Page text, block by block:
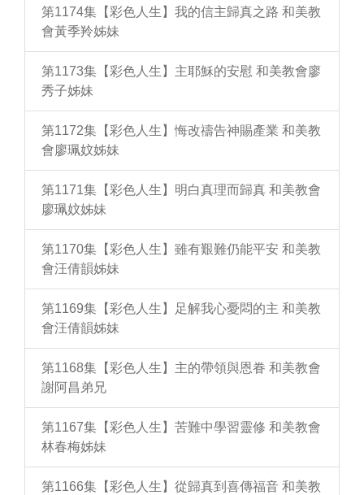
第1174集【彩色人生】我的信主歸真之路 和美教
會黃季羚姊妹
第1173集【彩色人生】主耶穌的安慰 和美教會廖
秀子姊妹
第1172集【彩色人生】悔改禱告神賜產業 和美教
會廖珮妏姊妹
第1171集【彩色人生】明白真理而歸真 和美教會
廖珮妏姊妹
第1170集【彩色人生】雖有艱難仍能平安 和美教
會汪倩韻姊妹
第1169集【彩色人生】足解我心憂悶的主 和美教
會汪倩韻姊妹
第1168集【彩色人生】主的帶領與恩眷 和美教會
謝阿昌弟兄
第1167集【彩色人生】苦難中學習靈修 和美教會
林春梅姊妹
第1166集【彩色人生】從歸真到喜傳福音 和美教